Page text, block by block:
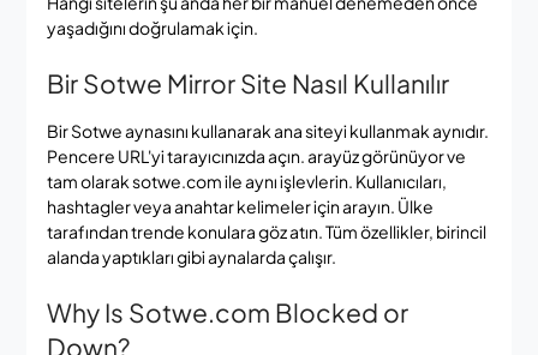
yaşadığını doğrulamak için.
Bir Sotwe Mirror Site Nasıl Kullanılır
Bir Sotwe aynasını kullanarak ana siteyi kullanmak aynıdır.
Pencere URL'yi tarayıcınızda açın. arayüz görünüyor ve
tam olarak sotwe.com ile aynı işlevlerin. Kullanıcıları,
hashtagler veya anahtar kelimeler için arayın. Ülke
tarafından trende konulara göz atın. Tüm özellikler, birincil
alanda yaptıkları gibi aynalarda çalışır.
Why Is Sotwe.com Blocked or
Down?